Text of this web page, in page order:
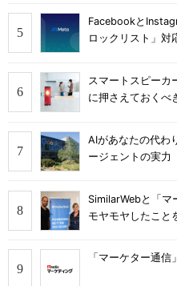
Facebookと
ロックリスト」対
スマートスピーカ
に押さえておくべ
AIがあなたの代
ージェントの実力
SimilarWebと「マ
モヤモヤしたこと
「マーケター通